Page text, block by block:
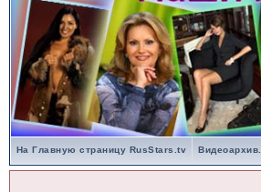
На Главную страницу RusStars.tv Видеоархив.